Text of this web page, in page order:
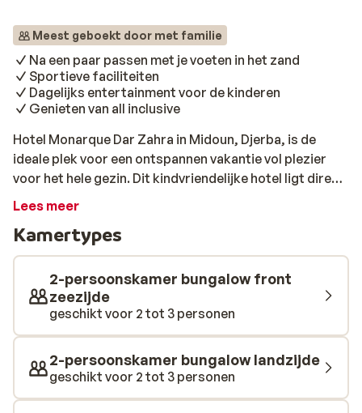
Meest geboekt door met familie
Na een paar passen met je voeten in het zand
Sportieve faciliteiten
Dagelijks entertainment voor de kinderen
Genieten van all inclusive
Hotel Monarque Dar Zahra in Midoun, Djerba, is de
ideale plek voor een ontspannen vakantie vol plezier
voor het hele gezin. Dit kindvriendelijke hotel ligt direct
aan een prachtig zandstrand, waar je volop kunt
bruisende centrum van Midoun ligt op slechts 6
kilometer afstand. Met het all-inclusive verblijf in Hotel
Monarque Dar Zahra kun je genieten van heerlijke
gerechten en uitgebreide maaltijden in het
buffetrestaurant, en daarnaast de lokale smaken
ontdekken in het sfeervolle Tunesische restaurant.
Voor een verfrissend drankje bieden de pool bar en
beach bar een uitkomst tijdens een warme zomerdag.
De jongste gasten worden in de miniclub vermaakt met
Lees meer
Kamertypes
2-persoonskamer bungalow front
zeezijde
geschikt voor 2 tot 3 personen
2-persoonskamer bungalow landzijde
geschikt voor 2 tot 3 personen